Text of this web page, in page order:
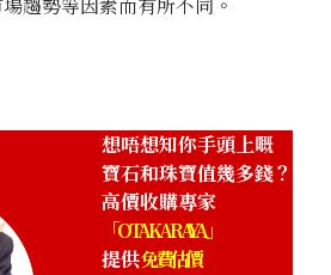
趨勢等因素而有所不同。
想唔想知你手頭上嘅
寶石和珠寶值幾多錢？
高價收購專家
「OTAKARAYA」
提供免費估價